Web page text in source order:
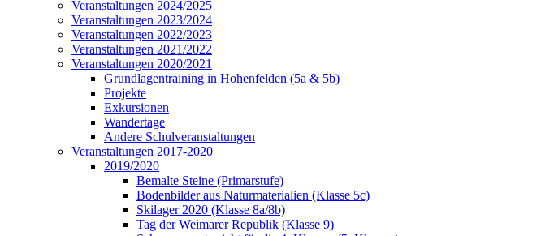
Veranstaltungen 2024/2025
Veranstaltungen 2023/2024
Veranstaltungen 2022/2023
Veranstaltungen 2021/2022
Veranstaltungen 2020/2021
Grundlagentraining in Hohenfelden (5a & 5b)
Projekte
Exkursionen
Wandertage
Andere Schulveranstaltungen
Veranstaltungen 2017-2020
2019/2020
Bemalte Steine (Primarstufe)
Bodenbilder aus Naturmaterialien (Klasse 5c)
Skilager 2020 (Klasse 8a/8b)
Tag der Weimarer Republik (Klasse 9)